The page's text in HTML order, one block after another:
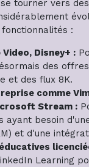
tourner vers
:
Disney+ :
des
et des flux 8K.
comme
Stream :
ayant besoin
et d'une
Learning